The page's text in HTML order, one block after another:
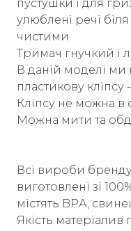
пустушки і для
улюблені речі біля
чистими.
Тримач гнучкий і
В даній моделі
пластикову кліпсу
Кліпсу не можна в
Можна мити та
Всі вироби
виготовлені зі
містять BPА,
Якість матеріалив